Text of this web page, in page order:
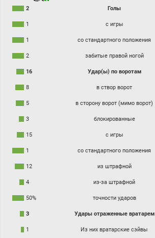
2
Голы
1 с игры
1 со стандартного положения
2 забитые правой ногой
16 Удар(ы) по воротам
8 в створ ворот
5 в сторону ворот (мимо ворот)
3 блокированные
15 с игры
1 со стандартного положения
12 из штрафной
4 из-за штрафной
50% точности ударов
3 Удары отраженные вратарем
1 Из них вратарские сэйвы